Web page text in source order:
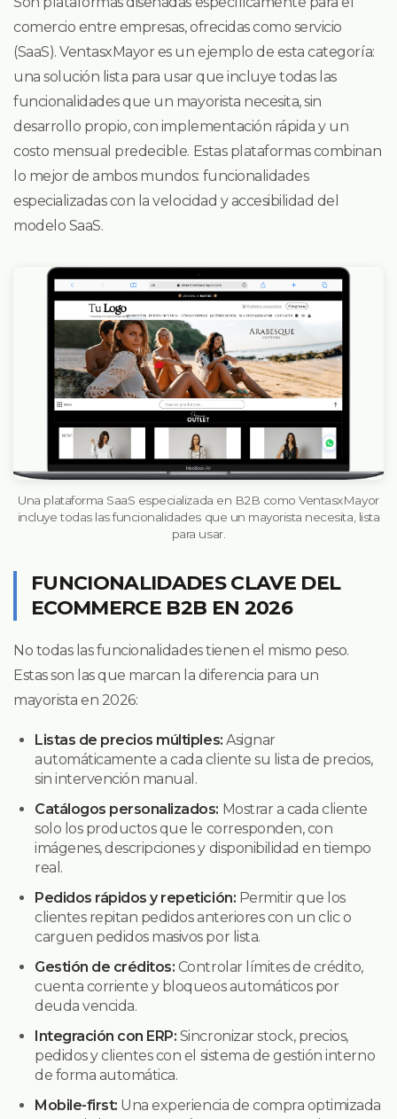
comercio entre empresas, ofrecidas como servicio
(SaaS). VentasxMayor es un ejemplo de esta categoría:
una solución lista para usar que incluye todas las
funcionalidades que un mayorista necesita, sin
desarrollo propio, con implementación rápida y un
costo mensual predecible. Estas plataformas combinan
lo mejor de ambos mundos: funcionalidades
especializadas con la velocidad y accesibilidad del
modelo SaaS.
Una plataforma SaaS especializada en B2B como VentasxMayor
incluye todas las funcionalidades que un mayorista necesita, lista
para usar.
FUNCIONALIDADES CLAVE DEL
ECOMMERCE B2B EN 2026
No todas las funcionalidades tienen el mismo peso.
Estas son las que marcan la diferencia para un
mayorista en 2026:
Listas de precios múltiples: Asignar
automáticamente a cada cliente su lista de precios,
sin intervención manual.
Catálogos personalizados: Mostrar a cada cliente
solo los productos que le corresponden, con
imágenes, descripciones y disponibilidad en tiempo
real.
Pedidos rápidos y repetición: Permitir que los
clientes repitan pedidos anteriores con un clic o
carguen pedidos masivos por lista.
Gestión de créditos: Controlar límites de crédito,
cuenta corriente y bloqueos automáticos por
deuda vencida.
Integración con ERP: Sincronizar stock, precios,
pedidos y clientes con el sistema de gestión interno
de forma automática.
Mobile-first: Una experiencia de compra optimizada